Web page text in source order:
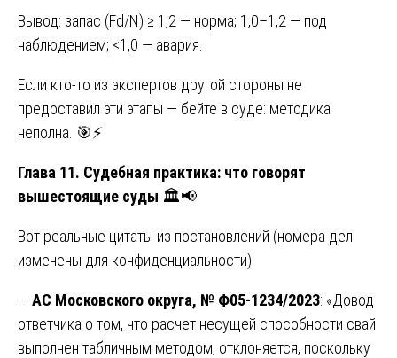
Вывод: запас (Fd/N) ≥ 1,2 — норма; 1,0–1,2 — под
наблюдением; <1,0 — авария.
Если кто-то из экспертов другой стороны не
предоставил эти этапы — бейте в суде: методика
неполна. 🎯⚡
Глава 11. Судебная практика: что говорят
вышестоящие суды 🏛️📢
Вот реальные цитаты из постановлений (номера дел
изменены для конфиденциальности):
—АС Московского округа, № Ф05-1234/2023: «Довод
ответчика о том, что расчет несущей способности свай
выполнен табличным методом, отклоняется, поскольку